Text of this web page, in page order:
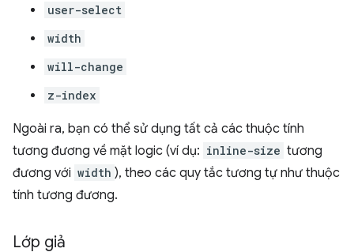
user-select
width
will-change
z-index
Ngoài ra, bạn có thể sử dụng tất cả các thuộc tính
tương đương về mặt logic (ví dụ: inline-size tương
đương với width ), theo các quy tắc tương tự như thuộc
tính tương đương.
Lớp giả